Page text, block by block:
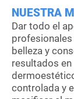
NUESTRA
Dar todo el
belleza y
resultados
controlada y